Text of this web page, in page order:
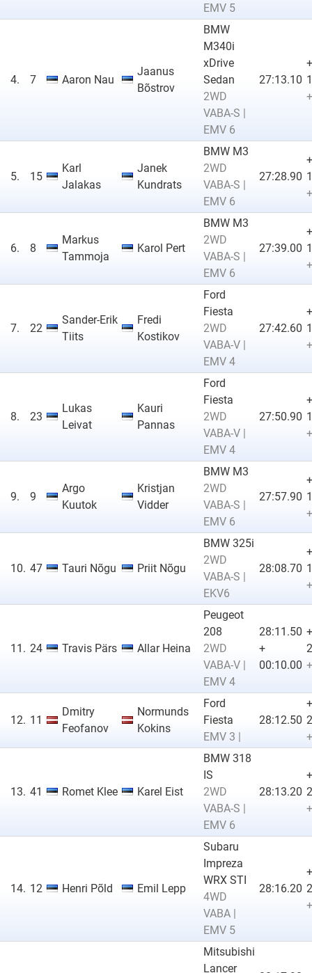
EMV 5
4. 7 Aaron Nau
Jaanus
Bõstrov
BMW
M340i
xDrive
Sedan
2WD
VABA-S |
EMV 6
27:13.10
+
5. 15
Karl
Jalakas
Janek
Kundrats
BMW M3
2WD
VABA-S |
EMV 6
27:28.90
+
6. 8
Markus
Tammoja
Karol Pert
BMW M3
2WD
VABA-S |
EMV 6
27:39.00
+
7. 22
Sander-Erik
Tiits
Fredi
Kostikov
Ford
Fiesta
2WD
VABA-V |
EMV 4
27:42.60
+
8. 23
Lukas
Leivat
Kauri
Pannas
Ford
Fiesta
2WD
VABA-V |
EMV 4
27:50.90
+
9. 9
Argo
Kuutok
Kristjan
Vidder
BMW M3
2WD
VABA-S |
EMV 6
27:57.90
+
10. 47 Tauri Nõgu Priit Nõgu
BMW 325i
2WD
VABA-S |
EKV6
28:08.70
+
11. 24 Travis Pärs Allar Heina
Peugeot
208
2WD
VABA-V |
EMV 4
28:11.50
+
00:10.00
+
12. 11
Dmitry
Feofanov
Normunds
Kokins
Ford
Fiesta
EMV 3 |
28:12.50
+
13. 41 Romet Klee Karel Eist
BMW 318
IS
2WD
VABA-S |
EMV 6
28:13.20
+
14. 12 Henri Põld Emil Lepp
Subaru
Impreza
WRX STI
4WD
VABA |
EMV 5
28:16.20
+
Mitsubishi
Lancer